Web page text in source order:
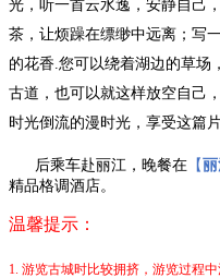
光，听一首云水逸，安静自己
茶，让烦躁在缥缈中远离；写
的花香 .您可以绕着湖边的草场
古道，也可以就这样放空自己
时光倒流的漫时光，享受这篇
后乘车赴丽江，晚餐在 【
精品格调酒店。
温馨提示：
1. 游览古城时比较拥挤，游览过程中